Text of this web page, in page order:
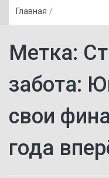
Главная /
Метка:
забота:
свои
года